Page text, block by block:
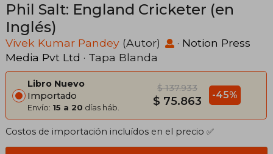
Phil Salt: England Cricketer (en
Inglés)
Vivek Kumar Pandey (Autor) · Notion Press
Media Pvt Ltd · Tapa Blanda
Libro Nuevo
Importado
Envío: 15 a 20 días háb.
$ 137.933
$ 75.863 -45%
Costos de importación incluídos en el precio ✅